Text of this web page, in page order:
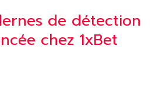
de détection
chez 1xBet